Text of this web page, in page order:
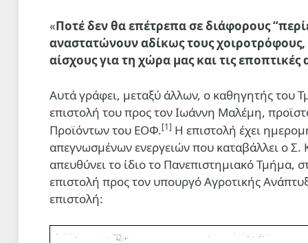
«Ποτέ δεν θα επέτρεπα σε διάφορους
αναστατώνουν αδίκως τους χοιροτρόφους,
αίσχους για τη χώρα μας και τις εποπτικές
Αυτά γράφει, μεταξύ άλλων, ο καθηγητής του
επιστολή του προς τον Ιωάννη Μαλέμη,
Προϊόντων του ΕΟΦ.[1] Η επιστολή έχει
απεγνωσμένων ενεργειών που καταβάλλει ο Σ.
απευθύνει το ίδιο το Πανεπιστημιακό Τμήμα,
επιστολή προς τον υπουργό Αγροτικής
επιστολή: